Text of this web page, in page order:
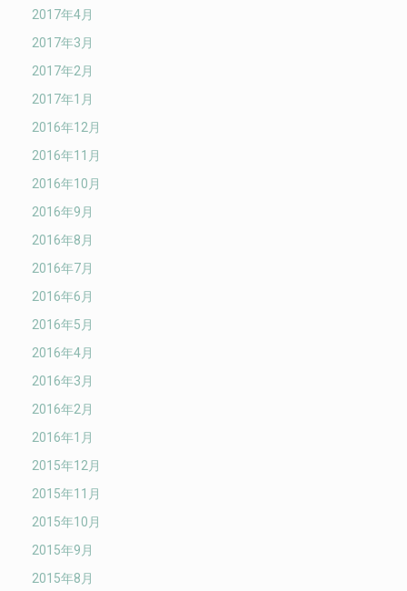
2017年4月
2017年3月
2017年2月
2017年1月
2016年12月
2016年11月
2016年10月
2016年9月
2016年8月
2016年7月
2016年6月
2016年5月
2016年4月
2016年3月
2016年2月
2016年1月
2015年12月
2015年11月
2015年10月
2015年9月
2015年8月